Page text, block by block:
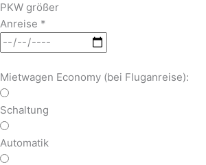
PKW größer
Anreise *
Mietwagen Economy (bei Fluganreise):
Schaltung
Automatik